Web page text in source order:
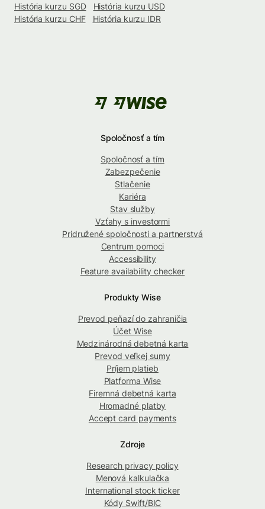
História kurzu SGD
História kurzu USD
História kurzu CHF
História kurzu IDR
Spoločnosť a tím
Spoločnosť a tím
Zabezpečenie
Stlačenie
Kariéra
Stav služby
Vzťahy s investormi
Pridružené spoločnosti a partnerstvá
Centrum pomoci
Accessibility
Feature availability checker
Produkty Wise
Prevod peňazí do zahraničia
Účet Wise
Medzinárodná debetná karta
Prevod veľkej sumy
Príjem platieb
Platforma Wise
Firemná debetná karta
Hromadné platby
Accept card payments
Zdroje
Research privacy policy
Menová kalkulačka
International stock ticker
Kódy Swift/BIC